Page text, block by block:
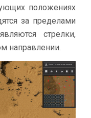
положениях
за пределами
стрелки,
направлении.